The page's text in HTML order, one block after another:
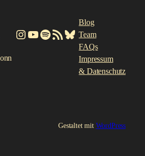
Instagram
YouTube
Spotify
RSS-FeedBluesky
Blog
Team
FAQs
Impressum
& Datenschutz
Gestaltet mit WordPress